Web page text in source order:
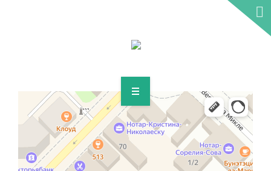
SERVICII
LICITAŢII
IMOBILIARE